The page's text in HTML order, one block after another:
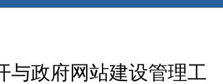
与政府网站建设管理工